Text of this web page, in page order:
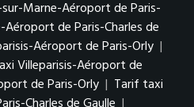
Marne-Aéroport de Paris-
de Paris-Charles de
Aéroport de Paris-Orly |
Villeparisis-Aéroport de
de Paris-Orly | Tarif taxi